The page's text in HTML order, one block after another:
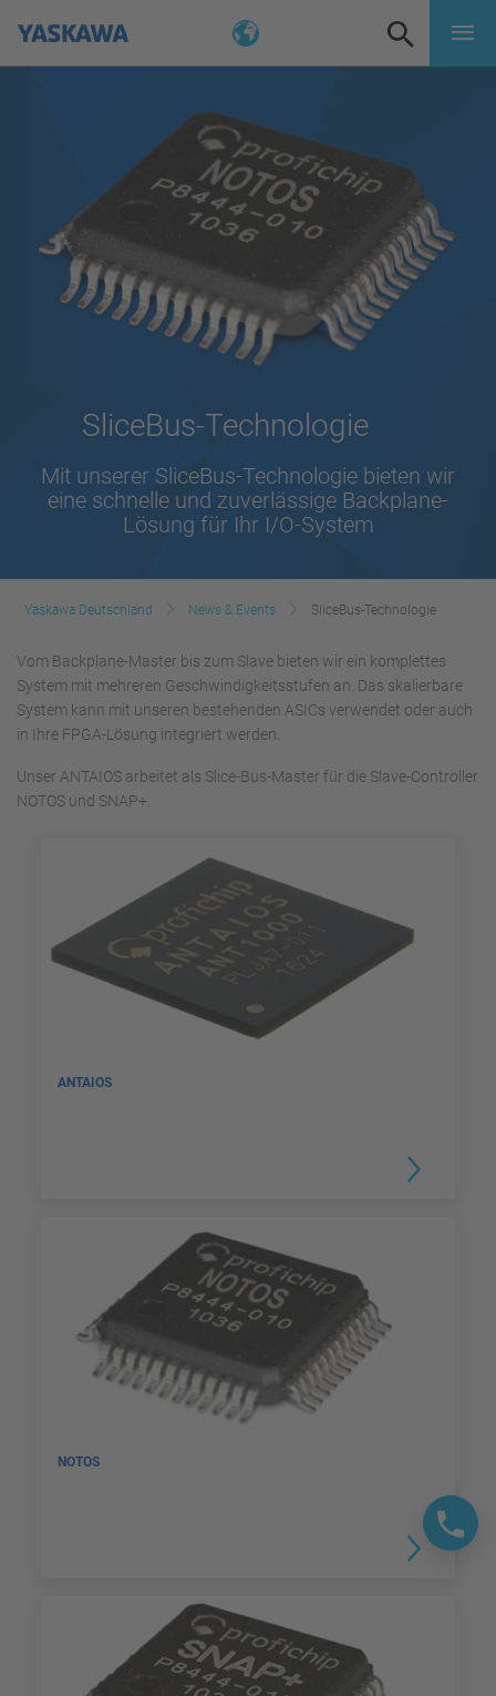
SliceBus-Technologie
Mit unserer SliceBus-Technologie bieten wir
eine schnelle und zuverlässige Backplane-
Lösung für Ihr I/O-System
Yaskawa Deutschland News & Events SliceBus-Technologie
Vom Backplane-Master bis zum Slave bieten wir ein komplettes
System mit mehreren Geschwindigkeitsstufen an. Das skalierbare
System kann mit unseren bestehenden ASICs verwendet oder auch
in Ihre FPGA-Lösung integriert werden.
Unser ANTAIOS arbeitet als Slice-Bus-Master für die Slave-Controller
NOTOS und SNAP+.
ANTAIOS
NOTOS